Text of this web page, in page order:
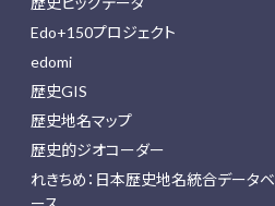
Edo+150プロジェクト
edomi
歴史GIS
歴史地名マップ
歴史的ジオコーダー
れきちめ：日本歴史地名統合データベ